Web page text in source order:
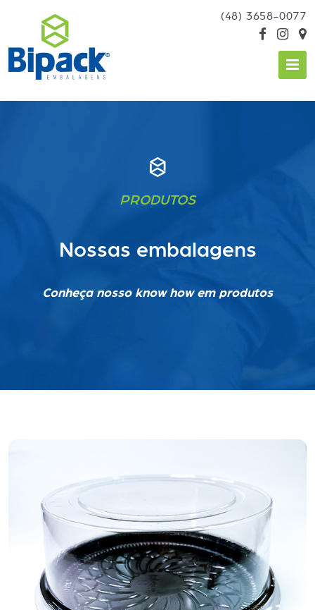
(48) 3658-0077
PRODUTOS
Nossas embalagens
Conheça nosso know how em produtos